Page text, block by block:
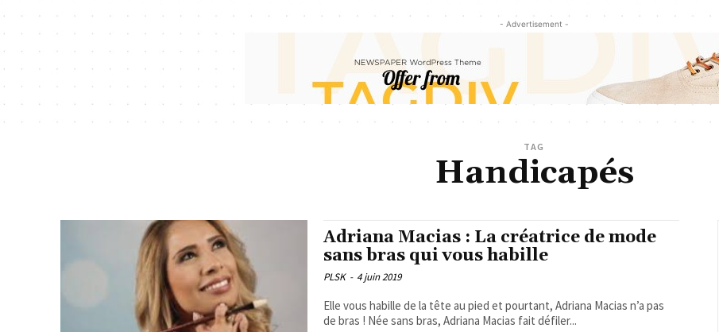
- Advertisement -
TAG
Handicapés
Adriana Macias : La créatrice de mode
sans bras qui vous habille
PLSK - 4 juin 2019
Elle vous habille de la tête au pied et pourtant, Adriana Macias n’a pas
de bras ! Née sans bras, Adriana Macias fait défiler...